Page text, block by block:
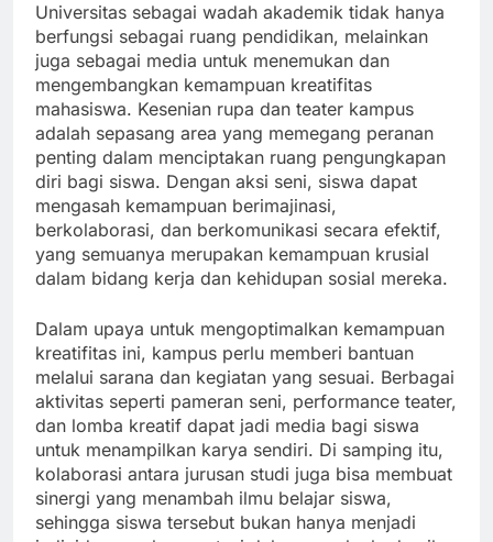
Universitas sebagai wadah akademik tidak hanya
berfungsi sebagai ruang pendidikan, melainkan
juga sebagai media untuk menemukan dan
mengembangkan kemampuan kreatifitas
mahasiswa. Kesenian rupa dan teater kampus
adalah sepasang area yang memegang peranan
penting dalam menciptakan ruang pengungkapan
diri bagi siswa. Dengan aksi seni, siswa dapat
mengasah kemampuan berimajinasi,
berkolaborasi, dan berkomunikasi secara efektif,
yang semuanya merupakan kemampuan krusial
dalam bidang kerja dan kehidupan sosial mereka.
Dalam upaya untuk mengoptimalkan kemampuan
kreatifitas ini, kampus perlu memberi bantuan
melalui sarana dan kegiatan yang sesuai. Berbagai
aktivitas seperti pameran seni, performance teater,
dan lomba kreatif dapat jadi media bagi siswa
untuk menampilkan karya sendiri. Di samping itu,
kolaborasi antara jurusan studi juga bisa membuat
sinergi yang menambah ilmu belajar siswa,
sehingga siswa tersebut bukan hanya menjadi